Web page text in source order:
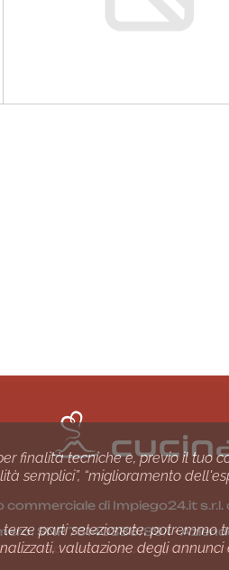
commerciale di Impiego24.it
SNR 73140386/89/I -
consensi e categorie
finalità tecniche e, previo il tuo
semplici”, “miglioramento
parti selezionate,
valutazione degli annunci